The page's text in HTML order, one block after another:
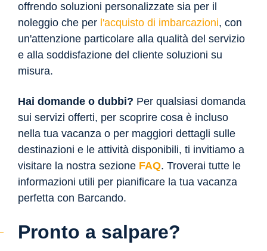
offrendo soluzioni personalizzate sia per il
noleggio che per l'acquisto di imbarcazioni, con
un'attenzione particolare alla qualità del servizio
e alla soddisfazione del cliente soluzioni su
misura.
Hai domande o dubbi? Per qualsiasi domanda
sui servizi offerti, per scoprire cosa è incluso
nella tua vacanza o per maggiori dettagli sulle
destinazioni e le attività disponibili, ti invitiamo a
visitare la nostra sezione FAQ. Troverai tutte le
informazioni utili per pianificare la tua vacanza
perfetta con Barcando.
Pronto a salpare?